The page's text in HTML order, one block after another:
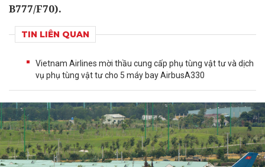
B777/F70).
TIN LIÊN QUAN
Vietnam Airlines mời thầu cung cấp phụ tùng vật tư và dịch
vụ phụ tùng vật tư cho 5 máy bay AirbusA330